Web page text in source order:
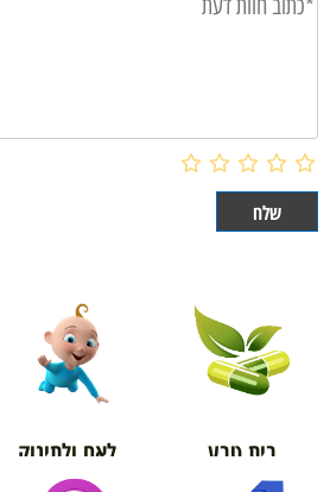
בית טבע לאם ולתינוק